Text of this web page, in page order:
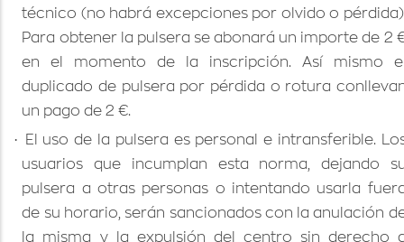
técnico (no habrá excepciones por olvido o
Para obtener la pulsera se abonará un importe de 2
en el momento de la inscripción. Así mismo
duplicado de pulsera por pérdida o rotura
un pago de 2 €.
·
El uso de la pulsera es personal e intransferible.
usuarios que incumplan esta norma, dejando
pulsera a otras personas o intentando usarla
de su horario, serán sancionados con la anulación
la misma y la expulsión del centro sin derecho